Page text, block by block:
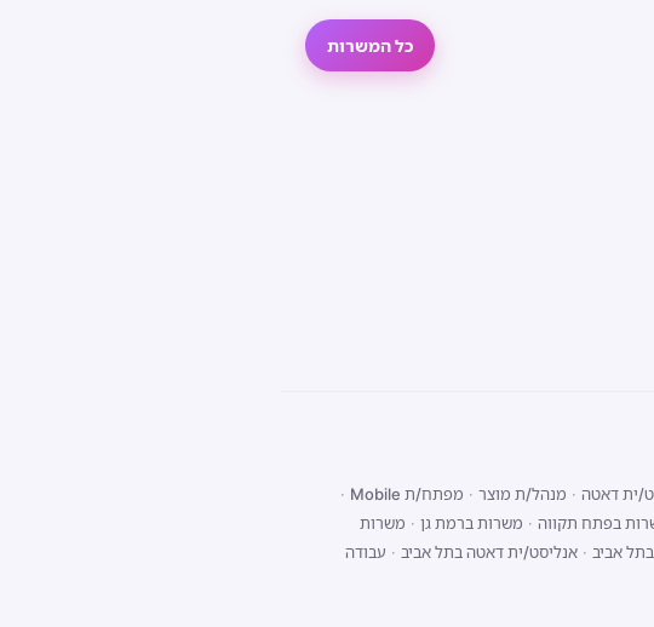
כל המשרות
ית דאטה · מנהל/ת מוצר · מפתח/ת Mobile
·
בפתח תקווה · משרות ברמת גן · משרות
· אנליסט/ית דאטה בתל אביב · עבודה